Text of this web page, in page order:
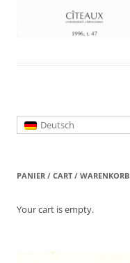
Deutsch
PANIER / CART / WARENKORB
Your cart is empty.